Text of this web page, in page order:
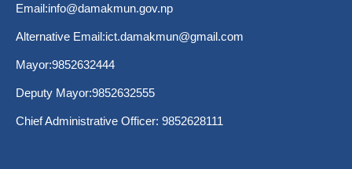
Email:info@damakmun.gov.np
Alternative Email:ict.damakmun@gmail.com
Mayor:9852632444
Deputy Mayor:9852632555
Chief Administrative Officer: 9852628111